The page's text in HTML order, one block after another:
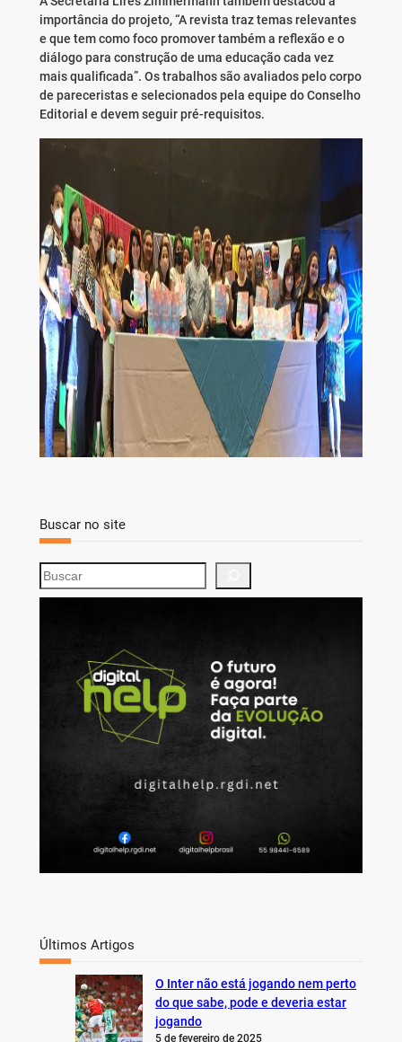
importância do projeto, “A revista traz temas relevantes
e que tem como foco promover também a reflexão e o
diálogo para construção de uma educação cada vez
mais qualificada”. Os trabalhos são avaliados pelo corpo
de pareceristas e selecionados pela equipe do Conselho
Editorial e devem seguir pré-requisitos.
Buscar no site
S
e
Últimos Artigos
O Inter não está jogando nem perto
do que sabe, pode e deveria estar
jogando
5 de fevereiro de 2025